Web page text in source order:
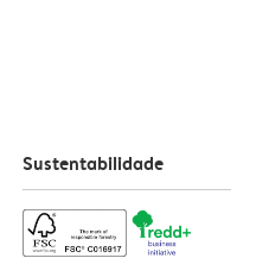
Sustentabilidade